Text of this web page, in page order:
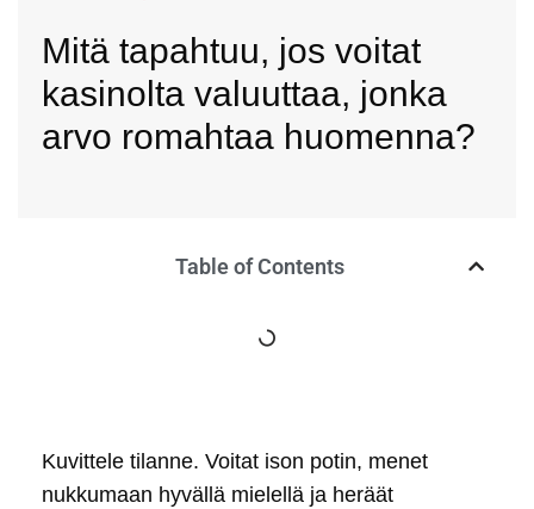
Mitä tapahtuu, jos voitat
kasinolta valuuttaa, jonka
arvo romahtaa huomenna?
Table of Contents
Kuvittele tilanne. Voitat ison potin, menet
nukkumaan hyvällä mielellä ja heräät